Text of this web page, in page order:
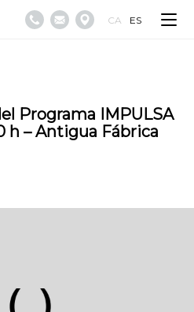
CA ES
Programa IMPULSA
h – Antigua Fábrica